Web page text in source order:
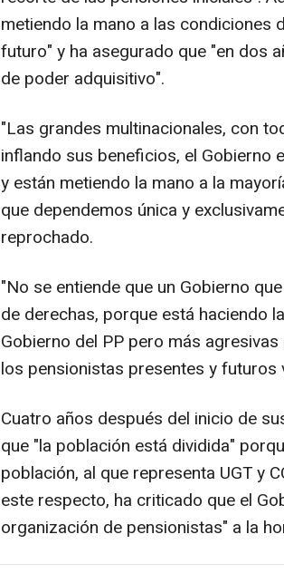
metiendo la mano a las condiciones
futuro" y ha asegurado que "en dos
de poder adquisitivo".
"Las grandes multinacionales, con
inflando sus beneficios, el Gobierno
y están metiendo la mano a la
que dependemos única y
reprochado.
"No se entiende que un Gobierno
de derechas, porque está haciendo
Gobierno del PP pero más
los pensionistas presentes y futuros
Cuatro años después del inicio de
que "la población está dividida"
población, al que representa UGT y
este respecto, ha criticado que el
organización de pensionistas" a la